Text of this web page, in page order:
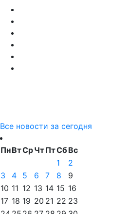
Все новости за сегодня
ПнВтСрЧтПтСбВс
1
2
3
4 5 6 7 8
9
10 11 12 13 14 15 16
17 18 19 20 21 22 23